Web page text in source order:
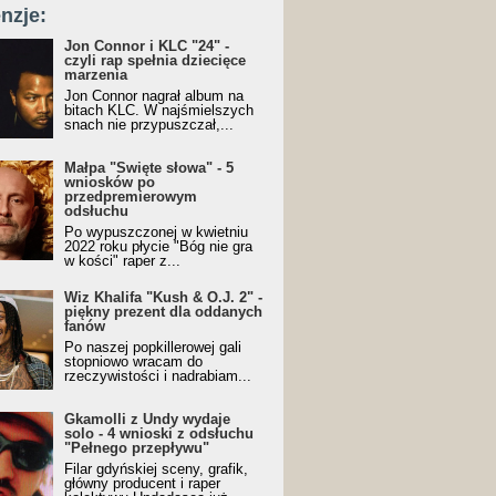
Jon Connor i KLC "24" -
czyli rap spełnia dziecięce
marzenia
Jon Connor nagrał album na
bitach KLC. W najśmielszych
snach nie przypuszczał,...
Małpa "Święte słowa" - 5
wniosków po
przedpremierowym
odsłuchu
Po wypuszczonej w kwietniu
2022 roku płycie "Bóg nie gra
w kości" raper z...
Wiz Khalifa "Kush & O.J. 2" -
piękny prezent dla oddanych
fanów
Po naszej popkillerowej gali
stopniowo wracam do
rzeczywistości i nadrabiam...
Gkamolli z Undy wydaje
solo - 4 wnioski z odsłuchu
"Pełnego przepływu"
Filar gdyńskiej sceny, grafik,
główny producent i raper